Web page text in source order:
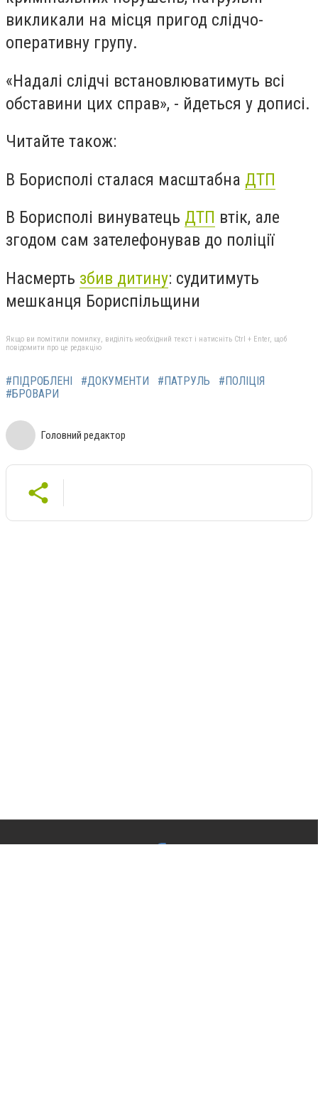
викликали на місця пригод слідчо-
оперативну групу.
«Надалі слідчі встановлюватимуть всі
обставини цих справ», - йдеться у дописі.
Читайте також:
В Борисполі сталася масштабна ДТП
В Борисполі винуватець ДТП втік, але
згодом сам зателефонував до поліції
Насмерть збив дитину: судитимуть
мешканця Бориспільщини
Якщо ви помітили помилку, виділіть необхідний текст і натисніть Ctrl + Enter, щоб
повідомити про це редакцію
#ПІДРОБЛЕНІ #ДОКУМЕНТИ #ПАТРУЛЬ
#ПОЛІЦІЯ
#БРОВАРИ
Головний редактор